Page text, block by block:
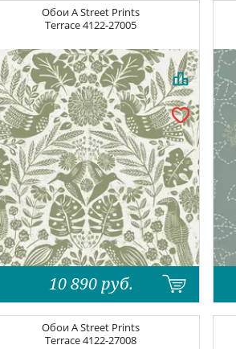
ОбоиA Street Prints
Terrace4122-27005
10 890 руб.
ОбоиA Street Prints
Terrace4122-27008